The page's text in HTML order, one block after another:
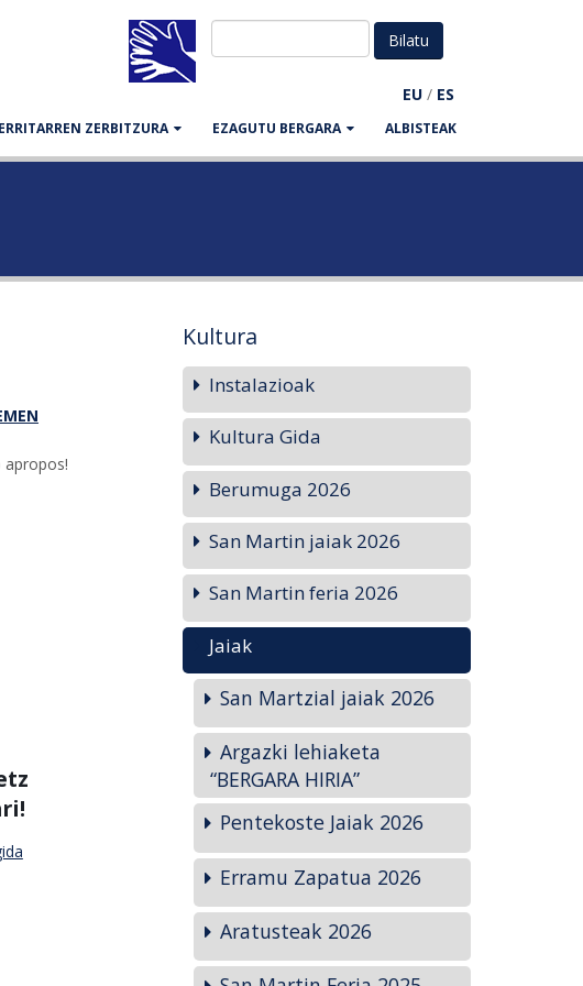
EU / ES
ZERBITZURA EZAGUTU BERGARA ALBISTEAK
apropos!
Kultura
Instalazioak
Kultura Gida
Berumuga 2026
San Martin jaiak 2026
San Martin feria 2026
Jaiak
San Martzial jaiak 2026
Argazki lehiaketa
“BERGARA HIRIA”
Pentekoste Jaiak 2026
Erramu Zapatua 2026
Aratusteak 2026